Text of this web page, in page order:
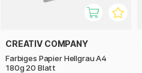
CREATIV COMPANY
Farbiges Papier Hellgrau A4
180g 20 Blatt